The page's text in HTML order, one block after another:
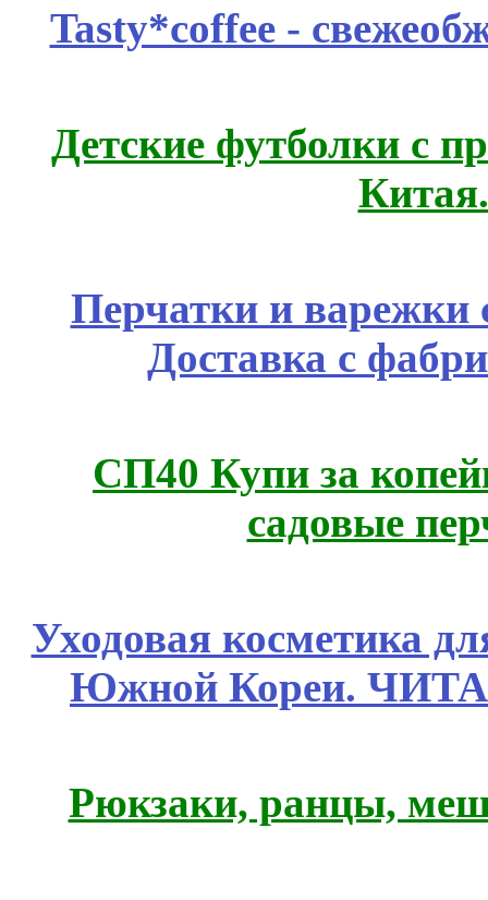
Tasty*coffee -
Детские футболки с
Перчатки и варежки
Доставка с
СП40 Купи за
садовые
Уходовая косметика
Южной Кореи.
Рюкзаки, ранцы,